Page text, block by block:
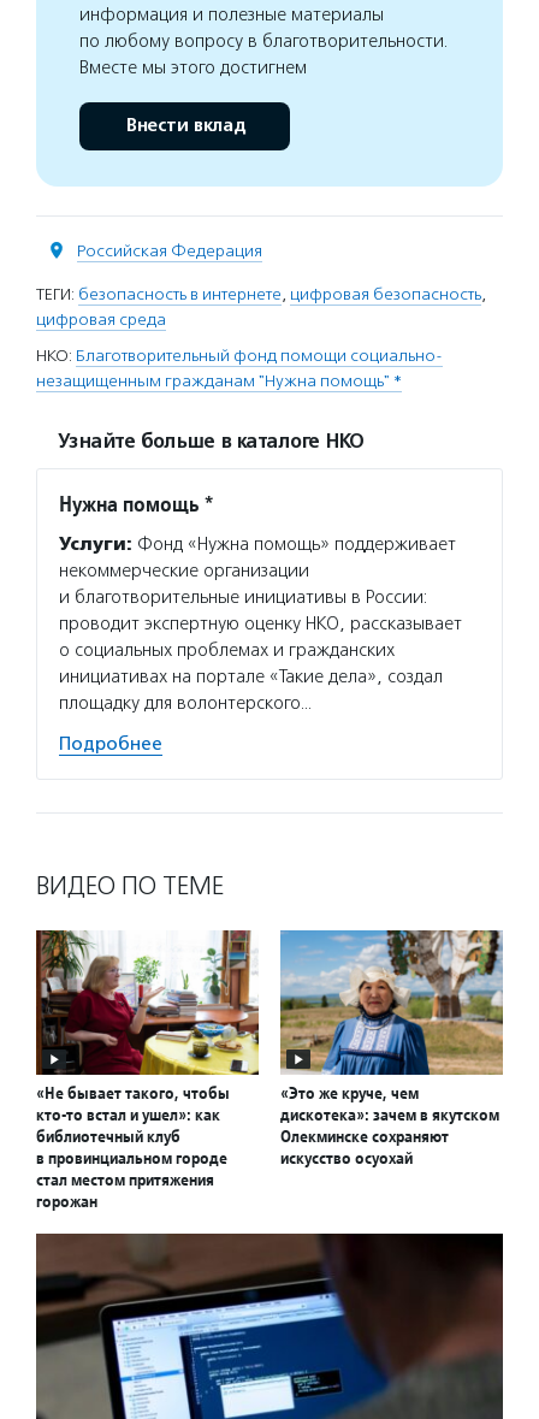
информация и полезные материалы
по любому вопросу в благотворительности.
Вместе мы этого достигнем
Внести вклад
Российская Федерация
ТЕГИ: безопасность в интернете, цифровая безопасность,
цифровая среда
НКО: Благотворительный фонд помощи социально-
незащищенным гражданам "Нужна помощь" *
Узнайте больше в каталоге НКО
Нужна помощь *
Услуги: Фонд «Нужна помощь» поддерживает
некоммерческие организации
и благотворительные инициативы в России:
проводит экспертную оценку НКО, рассказывает
о социальных проблемах и гражданских
инициативах на портале «Такие дела», создал
площадку для волонтерского…
Подробнее
ВИДЕО ПО ТЕМЕ
«Не бывает такого, чтобы
кто-то встал и ушел»: как
библиотечный клуб
в провинциальном городе
стал местом притяжения
горожан
«Это же круче, чем
дискотека»: зачем в якутском
Олекминске сохраняют
искусство осуохай